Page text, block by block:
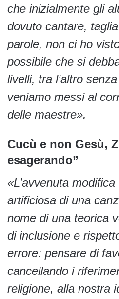
che inizialmente gli
dovuto cantare,
parole, non ci ho
possibile che si
livelli, tra l’altro
veniamo messi al
delle maestre».
Cucù e non Gesù,
esagerando”
«L’avvenuta
artificiosa di una
nome di una teorica
di inclusione e
errore: pensare di
cancellando i
religione, alla nostra